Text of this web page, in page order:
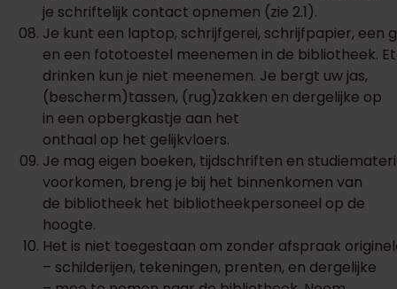
je schriftelijk contact opnemen (zie 2.1).
Je kunt een laptop, schrijfgerei, schrijfpapier, een
en een fototoestel meenemen in de bibliotheek.
drinken kun je niet meenemen. Je bergt uw jas,
(bescherm)tassen, (rug)zakken en dergelijke op
in een opbergkastje aan het
onthaal op het gelijkvloers.
Je mag eigen boeken, tijdschriften en
voorkomen, breng je bij het binnenkomen van
de bibliotheek het bibliotheekpersoneel op de
hoogte.
Het is niet toegestaan om zonder afspraak
– schilderijen, tekeningen, prenten, en dergelijke